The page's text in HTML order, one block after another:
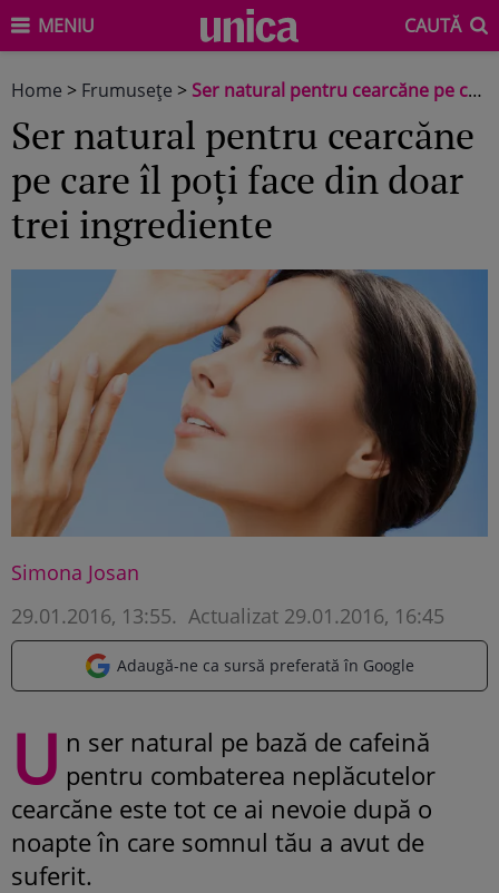
MENIU CAUTĂ
Home > Frumuseţe > Ser natural pentru cearcăne pe care îl poți face din doar trei ingrediente
Ser natural pentru cearcăne
pe care îl poți face din doar
trei ingrediente
Simona Josan
29.01.2016, 13:55. Actualizat 29.01.2016, 16:45
Adaugă-ne ca sursă preferată în Google
U n ser natural pe bază de cafeină
pentru combaterea neplăcutelor
cearcăne este tot ce ai nevoie după o
noapte în care somnul tău a avut de
suferit.